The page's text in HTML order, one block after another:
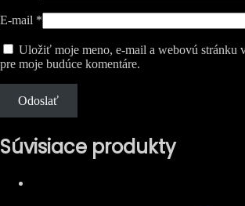
E-mail *
Uložiť moje meno, e-mail a webovú stránku
pre moje budúce komentáre.
Súvisiace produkty